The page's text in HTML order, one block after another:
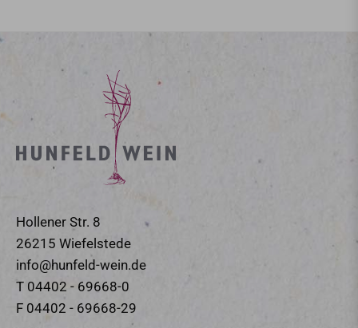
Hollener Str. 8
26215 Wiefelstede
info@hunfeld-wein.de
T 04402 - 69668-0
F 04402 - 69668-29